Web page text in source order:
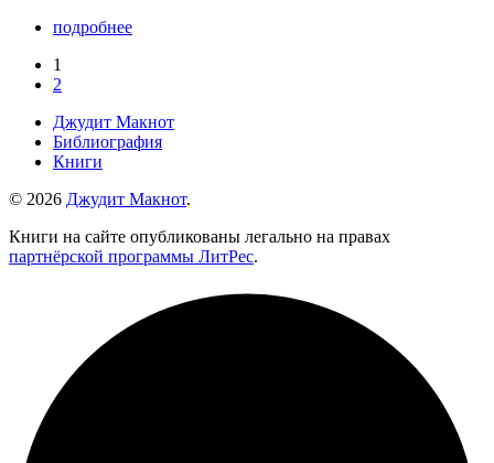
подробнее
1
2
Джудит Макнот
Библиография
Книги
© 2026 Джудит Макнот.
Книги на сайте опубликованы легально на правах
партнёрской программы ЛитРес.